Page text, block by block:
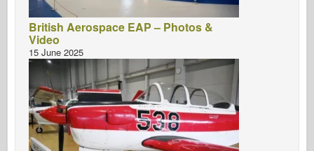
British Aerospace EAP – Photos &
Video
15 June 2025